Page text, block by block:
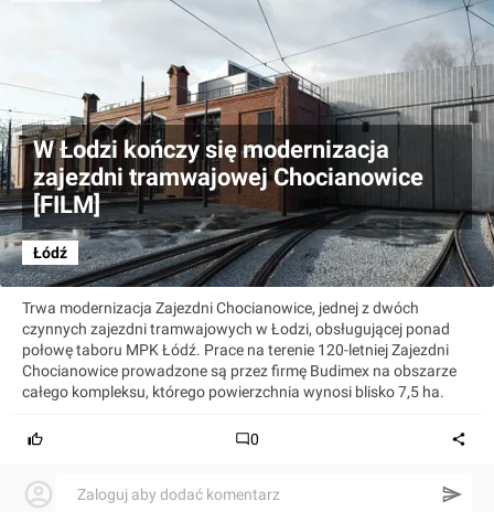
W Łodzi kończy się modernizacja
zajezdni tramwajowej Chocianowice
[FILM]
Łódź
Trwa modernizacja Zajezdni Chocianowice, jednej z dwóch
czynnych zajezdni tramwajowych w Łodzi, obsługującej ponad
połowę taboru MPK Łódź. Prace na terenie 120-letniej Zajezdni
Chocianowice prowadzone są przez firmę Budimex na obszarze
całego kompleksu, którego powierzchnia wynosi blisko 7,5 ha.
0
Zaloguj aby dodać komentarz